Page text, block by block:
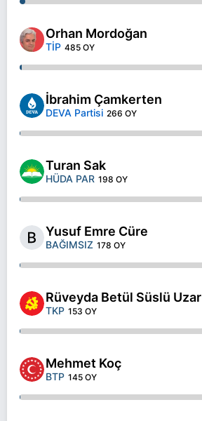
Orhan Mordoğan
TİP 485 OY
İbrahim Çamkerten
DEVA Partisi 266 OY
Turan Sak
HÜDA PAR 198 OY
Yusuf Emre Cüre
BAĞIMSIZ 178 OY
Rüveyda Betül Süslü Uzar
TKP 153 OY
Mehmet Koç
BTP 145 OY